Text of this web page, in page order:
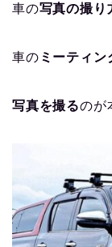
車の写真の撮り
車の ミーティン
写真を撮るのが